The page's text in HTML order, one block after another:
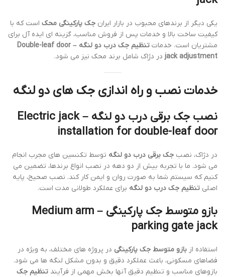
یکی دیگر از برندهای محبوب در بازار ایران جک پارکینگی محک است که با
کیفیت ساخت بالا و خدمات پس از فروش مناسب، گزینه ای ایده آل برای
مشتریان است. خدمات
تنظیم جک درب دو لنگه – Double-leaf door
jack adjustment در دژاک شامل برند محک نیز می شود.
خدمات نصب و راه اندازی جک های دو لنگه
نصب جک برقی درب دو لنگه – Electric jack
installation for double-leaf door
در دژاک، نصب جک برقی درب دو لنگه توسط تکنسین های مجرب انجام
می شود. ما با تجربه بیش از دو دهه در نصب انواع برندها، تضمین می
کنیم که سیستم شما به صورت روان و ایمن کار کند. نصب صحیح، پایه
اصلی تنظیم جک درب دو لنگه برای عملکرد طولانی مدت است.
بازو متوسط جک پارکینگی – Medium arm
parking gate jack
استفاده از بازو متوسط جک پارکینگی در پروژه های مختلف، به ویژه در
فضاهای مسکونی، باعث عملکرد دقیق و بدون مشکل لنگه ها می شود.
بازوهای مناسب و تنظیم دقیق آنها بخش مهمی از فرآیند تنظیم جک